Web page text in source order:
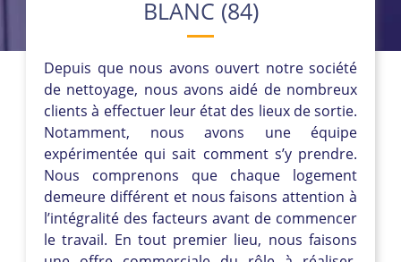
BLANC (84)
Depuis que nous avons ouvert notre société
de nettoyage, nous avons aidé de nombreux
clients à effectuer leur état des lieux de sortie.
Notamment, nous avons une équipe
expérimentée qui sait comment s’y prendre.
Nous comprenons que chaque logement
demeure différent et nous faisons attention à
l’intégralité des facteurs avant de commencer
le travail. En tout premier lieu, nous faisons